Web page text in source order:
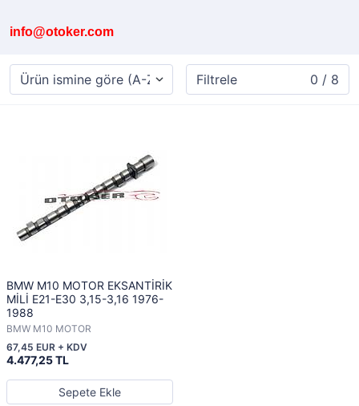
info@otoker.com
Filtrele 0 / 8
BMW M10 MOTOR EKSANTİRİK
MİLİ E21-E30 3,15-3,16 1976-
1988
BMW M10 MOTOR
4.477,25 TL
67,45 EUR + KDV
Sepete Ekle